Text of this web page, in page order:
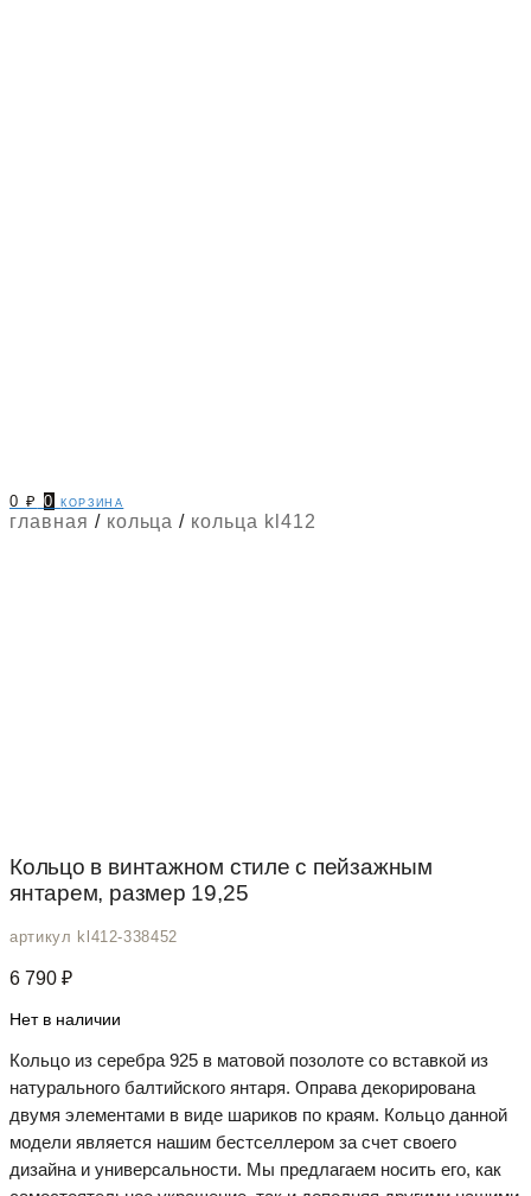
0₽ 0 корзина
главная / кольца / кольца kl412
Кольцо в винтажном стиле с пейзажным
янтарем, размер 19,25
артикул kl412-338452
6 790 ₽
Нет в наличии
Кольцо из серебра 925 в матовой позолоте со вставкой из
натурального балтийского янтаря. Оправа декорирована
двумя элементами в виде шариков по краям. Кольцо данной
модели является нашим бестселлером за счет своего
дизайна и универсальности. Мы предлагаем носить его, как